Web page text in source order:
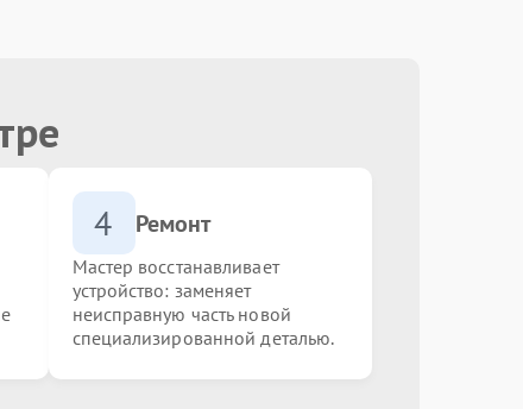
4 Ремонт
Мастер восстанавливает
устройство: заменяет
неисправную часть новой
специализированной деталью.